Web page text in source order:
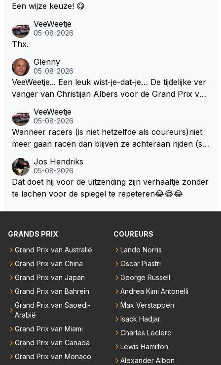
Een wijze keuze! 😋
VeeWeetje
05-08-2026
Thx.
Glenny
05-08-2026
VeeWeetje... Een leuk wist-je-dat-je… De tijdelijke ver
vanger van Christijan Albers voor de Grand Prix van
rkus Winkelhock. Vanaf de race daarna werd het st
oeltje definitief overgenomen door Sakon Yamamot
o. Na 2 rondes gokte Markus Winkelhock goed (hij k
Dat was ook de enige keer dat een Spyker ooit aan
kop reed. Toen de rest van het veld ook regenband
en had, werd hij helaas aan alle kanten door iederee
n achterhaald. Hij moest later opgeven vanwege een
technisch mankement. Het was ook de enige keer d
eed; hij vertrok daarna...
VeeWeetje
05-08-2026
Wanneer racers (is niet hetzelfde als coureurs)niet
meer gaan racen dan blijven ze achteraan rijden (so
analisten bij een vaag omroepbedrijf.
Jos Hendriks
05-08-2026
Dat doet hij voor de uitzending zijn verhaaltje zonder
te lachen voor de spiegel te repeteren😂😂😂
GRANDS PRIX
Grand Prix van Australië
Grand Prix van China
Grand Prix van Japan
Grand Prix van Bahrein
Grand Prix van Saoedi-
Arabië
Grand Prix van Miami
Grand Prix van Canada
Grand Prix van Monaco
COUREURS
Lando Norris
Oscar Piastri
George Russell
Andrea Kimi Antonelli
Max Verstappen
Isack Hadjar
Charles Leclerc
Lewis Hamilton
Alexander Albon